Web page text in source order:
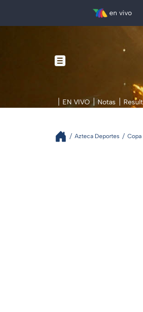
en vivo
EN VIVO Notas
Azteca Deportes Copa